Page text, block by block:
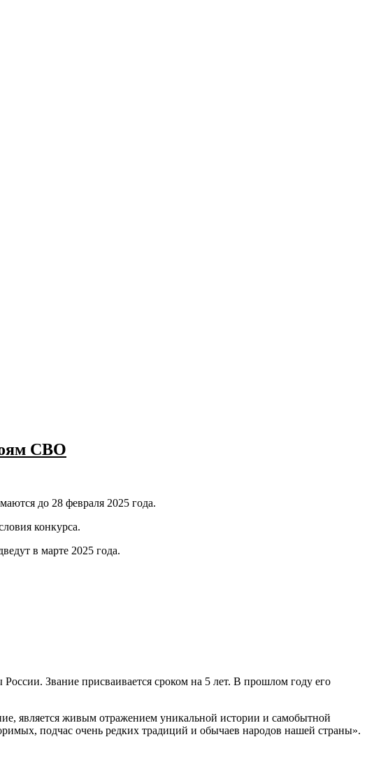
СВО
до 28 февраля 2025 года.
конкурса.
в марте 2025 года.
Звание присваивается сроком на 5 лет. В прошлом году его
является живым отражением уникальной истории и самобытной
подчас очень редких традиций и обычаев народов нашей страны».